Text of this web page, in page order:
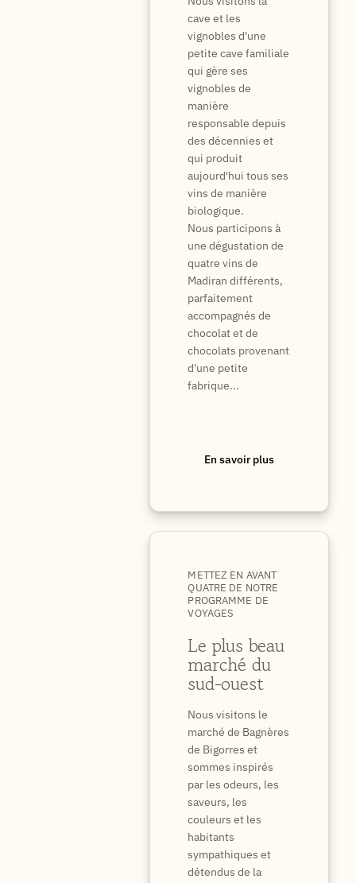
cave et les
vignobles d'une
petite cave familiale
qui gère ses
vignobles de
manière
responsable depuis
des décennies et
qui produit
aujourd'hui tous ses
vins de manière
biologique.
Nous participons à
une dégustation de
quatre vins de
Madiran différents,
parfaitement
accompagnés de
chocolat et de
chocolats provenant
d'une petite
fabrique...
En savoir plus
METTEZ EN AVANT
QUATRE DE NOTRE
PROGRAMME DE
VOYAGES
Le plus beau
marché du
sud-ouest
Nous visitons le
marché de Bagnères
de Bigorres et
sommes inspirés
par les odeurs, les
saveurs, les
couleurs et les
habitants
sympathiques et
détendus de la